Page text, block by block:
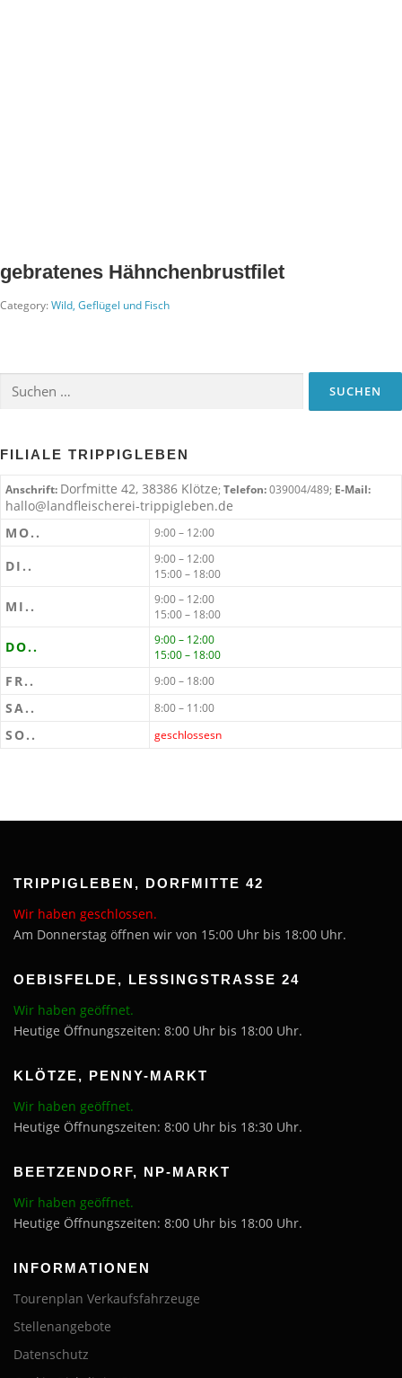
gebratenes Hähnchenbrustfilet
Category:Wild, Geflügel und Fisch
nach:
FILIALE TRIPPIGLEBEN
Anschrift: Dorfmitte 42, 38386 Klötze; Telefon:039004/489; E-Mail:
hallo@landfleischerei-trippigleben.de
MO..
9:00 – 12:00
DI..
9:00 – 12:00
15:00 – 18:00
MI..
9:00 – 12:00
15:00 – 18:00
DO..
9:00 – 12:00
15:00 – 18:00
FR.. 9:00 – 18:00
SA.. 8:00 – 11:00
SO.. geschlossesn
TRIPPIGLEBEN, DORFMITTE 42
Wir haben geschlossen.
Am Donnerstag öffnen wir von 15:00 Uhr bis 18:00 Uhr.
OEBISFELDE, LESSINGSTRASSE 24
Wir haben geöffnet.
Heutige Öffnungszeiten: 8:00 Uhr bis 18:00 Uhr.
KLÖTZE, PENNY-MARKT
Wir haben geöffnet.
Heutige Öffnungszeiten: 8:00 Uhr bis 18:30 Uhr.
BEETZENDORF, NP-MARKT
Wir haben geöffnet.
Heutige Öffnungszeiten: 8:00 Uhr bis 18:00 Uhr.
INFORMATIONEN
Tourenplan Verkaufsfahrzeuge
Stellenangebote
Datenschutz